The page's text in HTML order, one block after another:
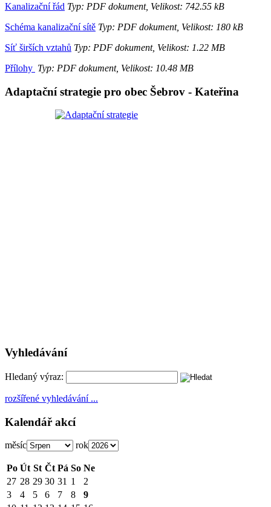
Kanalizační řád Typ: PDF dokument, Velikost: 742.55 kB
Schéma kanalizační sítě Typ: PDF dokument, Velikost: 180 kB
Síť širších vztahů Typ: PDF dokument, Velikost: 1.22 MB
Přílohy Typ: PDF dokument, Velikost: 10.48 MB
Adaptační strategie pro obec Šebrov - Kateřina
Vyhledávání
Hledaný výraz:
rozšířené vyhledávání ...
Kalendář akcí
měsíc rok
Po Út St Čt Pá So Ne
27 28 29 30 31 1
2
3
4 5 6 7 8
9